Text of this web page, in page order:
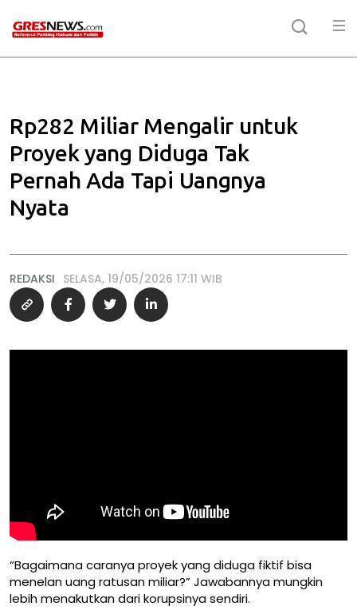
Rp282 Miliar Mengalir untuk
Proyek yang Diduga Tak
Pernah Ada Tapi Uangnya
Nyata
REDAKSI SELASA, 19/05/2026 17:11 WIB
“Bagaimana caranya proyek yang diduga fiktif bisa
menelan uang ratusan miliar?” Jawabannya mungkin
lebih menakutkan dari korupsinya sendiri.